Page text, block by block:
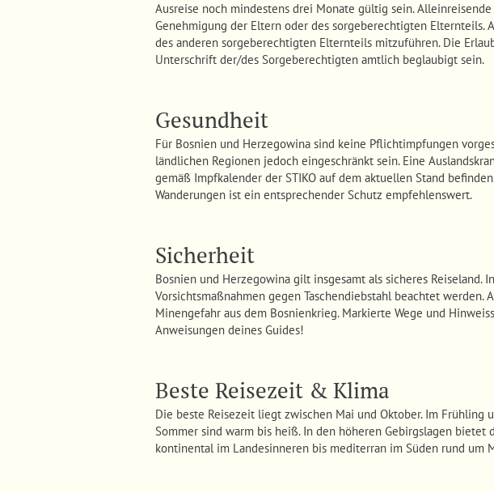
Ausreise noch mindestens drei Monate gültig sein.
Genehmigung der Eltern oder des sorgeberechtigten
des anderen sorgeberechtigten Elternteils mitzuführen. Die
Unterschrift der/des Sorgeberechtigten amtlich beglaubigt sein.
Gesundheit
Für Bosnien und Herzegowina sind keine Pflichtimpfungen
ländlichen Regionen jedoch eingeschränkt sein. Eine
gemäß Impfkalender der STIKO auf dem aktuellen Stand
Wanderungen ist ein entsprechender Schutz empfehlenswert.
Sicherheit
Bosnien und Herzegowina gilt insgesamt als sicheres
Vorsichtsmaßnahmen gegen Taschendiebstahl beachtet
Minengefahr aus dem Bosnienkrieg. Markierte Wege und
Anweisungen deines Guides!
Beste Reisezeit & Klima
Die beste Reisezeit liegt zwischen Mai und Oktober. Im Frühling
Sommer sind warm bis heiß. In den höheren Gebirgslagen
kontinental im Landesinneren bis mediterran im Süden rund um